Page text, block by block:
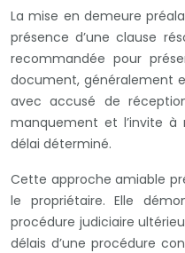
La mise en demeure
présence d’une clause
recommandée pour
document, généralement
avec accusé de
manquement et l’invite à
délai déterminé.
Cette approche amiable
le propriétaire. Elle
procédure judiciaire
délais d’une procédure